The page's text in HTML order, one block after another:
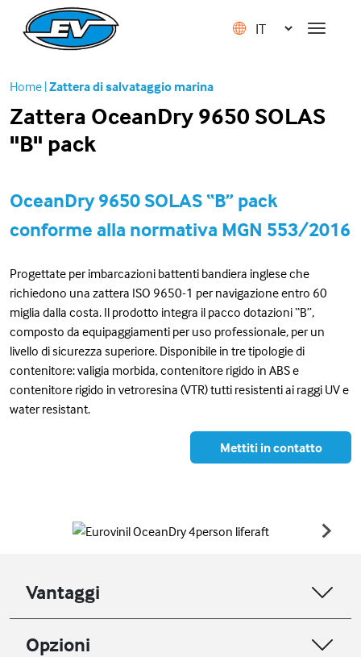
Home |Zattera di salvataggio marina
Zattera OceanDry 9650 SOLAS
"B" pack
OceanDry 9650 SOLAS “B” pack
conforme alla normativa MGN 553/2016
Progettate per imbarcazioni battenti bandiera inglese che
richiedono una zattera ISO 9650-1 per navigazione entro 60
miglia dalla costa. Il prodotto integra il pacco dotazioni “B”,
composto da equipaggiamenti per uso professionale, per un
livello di sicurezza superiore. Disponibile in tre tipologie di
contenitore: valigia morbida, contenitore rigido in ABS e
contenitore rigido in vetroresina (VTR) tutti resistenti ai raggi UV e
water resistant.
Mettiti in contatto
Vantaggi
Opzioni